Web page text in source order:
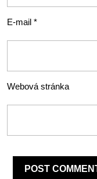
E-mail *
Webová stránka